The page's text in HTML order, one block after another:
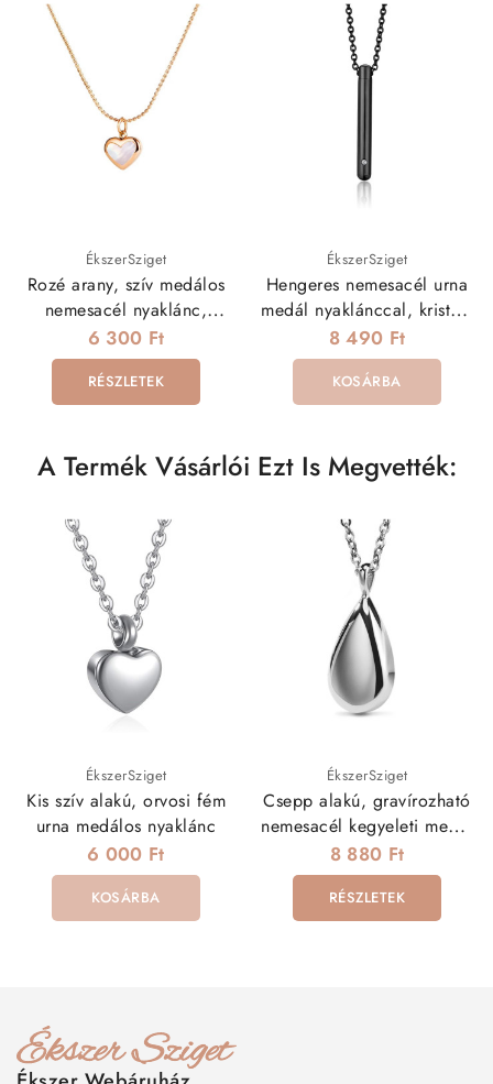
ÉkszerSziget
Rozé arany, szív medálos
nemesacél nyaklánc,
gyöngyházzal
6 300 Ft
RÉSZLETEK
ÉkszerSziget
Hengeres nemesacél urna
medál nyaklánccal, kristály
berakással, fekete színben
8 490 Ft
KOSÁRBA
A Termék Vásárlói Ezt Is Megvették:
ÉkszerSziget
Kis szív alakú, orvosi fém
urna medálos nyaklánc
6 000 Ft
KOSÁRBA
ÉkszerSziget
Csepp alakú, gravírozható
nemesacél kegyeleti medál
nyakláncon
8 880 Ft
RÉSZLETEK